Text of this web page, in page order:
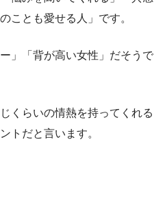
ことも愛せる人」です。
」「背が高い女性」だそうで
くらいの情熱を持ってくれる
トだと言います。